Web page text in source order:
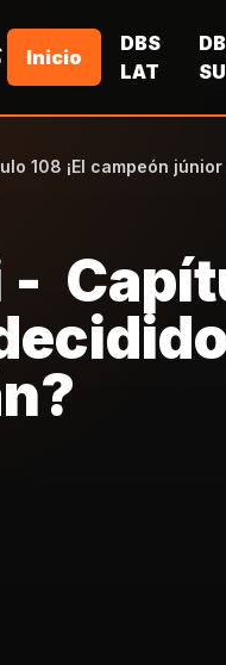
Inicio
DBS
LAT
108 ¡El campeón